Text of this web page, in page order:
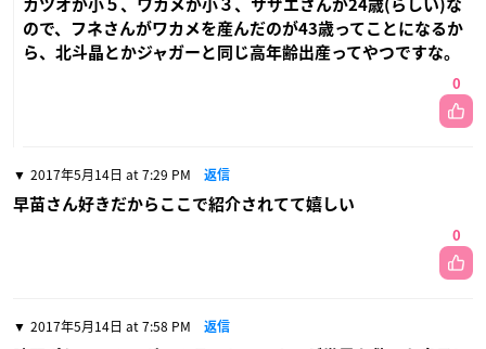
カツオが小５、ワカメが小３、サザエさんが24歳(らしい)な
ので、フネさんがワカメを産んだのが43歳ってことになるか
ら、北斗晶とかジャガーと同じ高年齢出産ってやつですな。
0
2017年5月14日 at 7:29 PM 返信
早苗さん好きだからここで紹介されてて嬉しい
0
2017年5月14日 at 7:58 PM 返信